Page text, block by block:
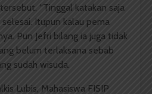
“Tinggal katakan saja
Itupun kalau pema
Pun Jefri bilang ia juga tidak
belum terlaksana sebab
sudah wisuda.
Lubis, Mahasiswa FISIP